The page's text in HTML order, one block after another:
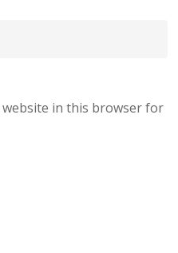
website in this browser for